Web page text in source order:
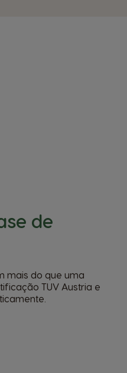
de
mais do que uma
TUV Austria e